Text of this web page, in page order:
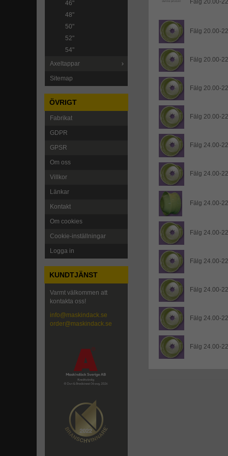
46"
48"
50"
52"
54"
Axeltappar
Sitemap
ÖVRIGT
Fabrikat
GDPR
GPSR
Om oss
Villkor
Länkar
Kontakt
Om cookies
Cookie-inställningar
Logga in
KUNDTJÄNST
Varmt välkommen att
kontakta oss!
info@maskindack.se
order@maskindack.se
Fälg 20.00-
Fälg 20.00-
Fälg 20.00-
Fälg 20.00-
Fälg 20.00-
Fälg 24.00-
Fälg 24.00-
Fälg 24.00-
Fälg 24.00-
Fälg 24.00-
Fälg 24.00-
Fälg 24.00-
Fälg 24.00-